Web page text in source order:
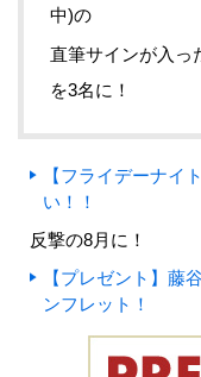
中)の
直筆サインが入っ
を3名に！
【フライデーナイ
い！！
反撃の8月に！
【プレゼント】藤
ンフレット！